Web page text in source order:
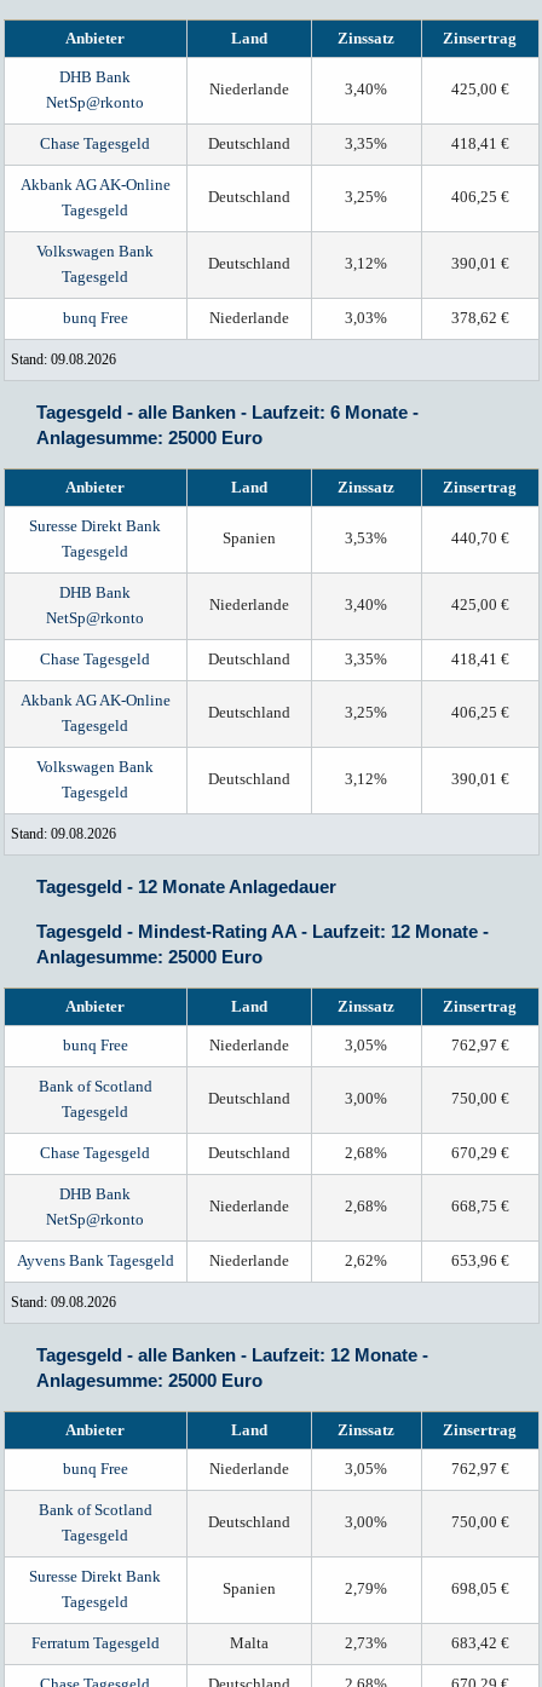
Anbieter Land Zinssatz Zinsertrag
DHB Bank
NetSp@rkonto
Niederlande 3,40% 425,00 €
Chase Tagesgeld Deutschland 3,35% 418,41 €
Akbank AG AK-Online
Tagesgeld
Deutschland 3,25% 406,25 €
Volkswagen Bank
Tagesgeld
Deutschland 3,12% 390,01 €
bunq Free Niederlande 3,03% 378,62 €
Stand: 09.08.2026
Tagesgeld - alle Banken - Laufzeit: 6 Monate -
Anlagesumme: 25000 Euro
Anbieter Land Zinssatz Zinsertrag
Suresse Direkt Bank
Tagesgeld
Spanien 3,53% 440,70 €
DHB Bank
NetSp@rkonto
Niederlande 3,40% 425,00 €
Chase Tagesgeld Deutschland 3,35% 418,41 €
Akbank AG AK-Online
Tagesgeld
Deutschland 3,25% 406,25 €
Volkswagen Bank
Tagesgeld
Deutschland 3,12% 390,01 €
Stand: 09.08.2026
Tagesgeld - 12 Monate Anlagedauer
Tagesgeld - Mindest-Rating AA - Laufzeit: 12 Monate -
Anlagesumme: 25000 Euro
Anbieter Land Zinssatz Zinsertrag
bunq Free Niederlande 3,05% 762,97 €
Bank of Scotland
Tagesgeld
Deutschland 3,00% 750,00 €
Chase Tagesgeld Deutschland 2,68% 670,29 €
DHB Bank
NetSp@rkonto
Niederlande 2,68% 668,75 €
Ayvens Bank Tagesgeld Niederlande 2,62% 653,96 €
Stand: 09.08.2026
Tagesgeld - alle Banken - Laufzeit: 12 Monate -
Anlagesumme: 25000 Euro
Anbieter Land Zinssatz Zinsertrag
bunq Free Niederlande 3,05% 762,97 €
Bank of Scotland
Tagesgeld
Deutschland 3,00% 750,00 €
Suresse Direkt Bank
Tagesgeld
Spanien 2,79% 698,05 €
Ferratum Tagesgeld Malta 2,73% 683,42 €